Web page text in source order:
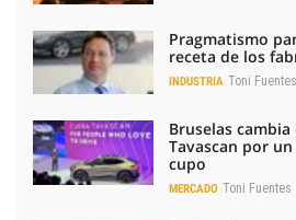
Pragmatismo
receta de los
INDUSTRIA Toni Fuentes
Bruselas
Tavascan por
cupo
MERCADO Toni Fuentes